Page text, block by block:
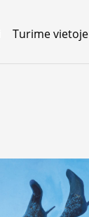
Turime vietoje